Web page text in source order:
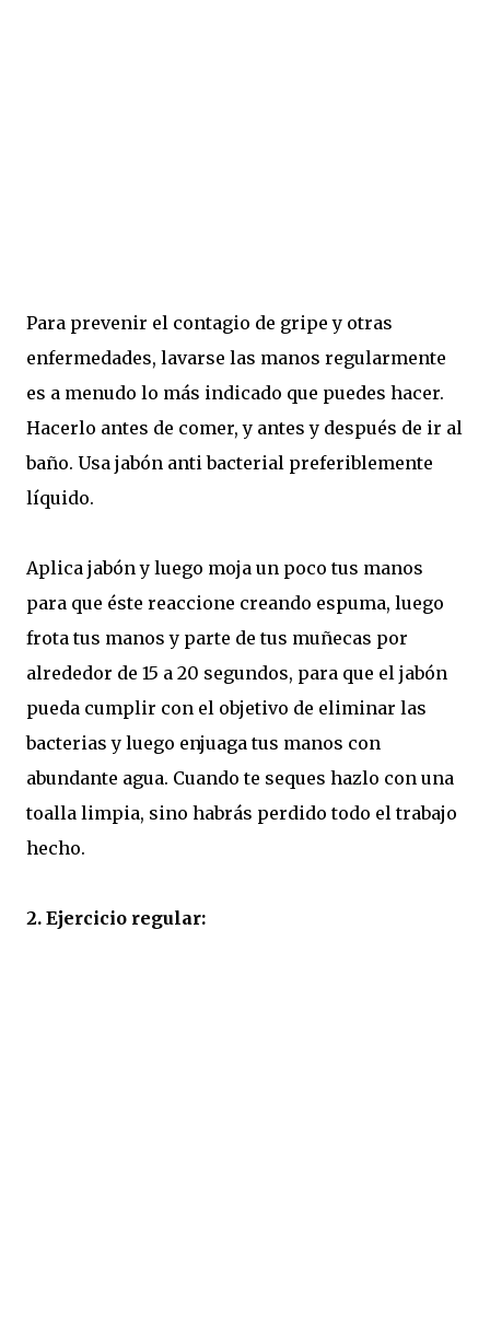
Para prevenir el contagio de gripe y otras
enfermedades, lavarse las manos regularmente
es a menudo lo más indicado que puedes hacer.
Hacerlo antes de comer, y antes y después de ir al
baño. Usa jabón anti bacterial preferiblemente
líquido.
Aplica jabón y luego moja un poco tus manos
para que éste reaccione creando espuma, luego
frota tus manos y parte de tus muñecas por
alrededor de 15 a 20 segundos, para que el jabón
pueda cumplir con el objetivo de eliminar las
bacterias y luego enjuaga tus manos con
abundante agua. Cuando te seques hazlo con una
toalla limpia, sino habrás perdido todo el trabajo
hecho.
2. Ejercicio regular: